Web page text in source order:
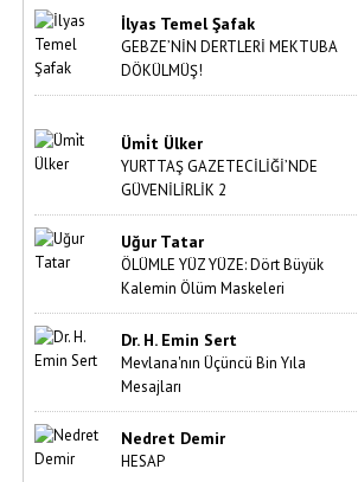
İlyas Temel Şafak
GEBZE’NİN DERTLERİ MEKTUBA
DÖKÜLMÜŞ!
Ümi̇t Ülker
YURTTAŞ GAZETECİLİĞİ’NDE
GÜVENİLİRLİK 2
Uğur Tatar
ÖLÜMLE YÜZ YÜZE: Dört Büyük
Kalemin Ölüm Maskeleri
Dr. H. Emin Sert
Mevlana'nın Üçüncü Bin Yıla
Mesajları
Nedret Demir
HESAP